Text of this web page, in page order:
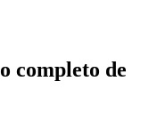
completo de